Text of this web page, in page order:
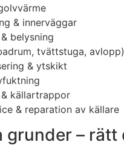
& innerväggar
belysning
tvättstuga, avlopp)
& ytskikt
källartrappor
& reparation av källare
grunder –